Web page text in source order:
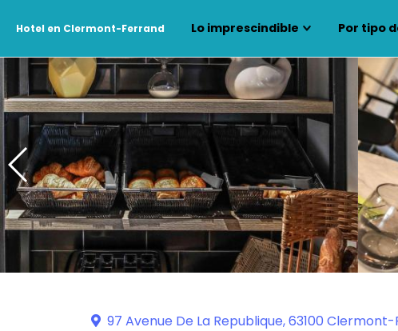
Hotel en Clermont-Ferrand Lo imprescindible Por tipo
97 Avenue De La Republique, 63100